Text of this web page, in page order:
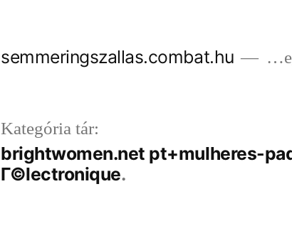
semmeringszallas.combat.hu
Kategória tár:
brightwomen.net pt+mulheres-
Г©lectronique